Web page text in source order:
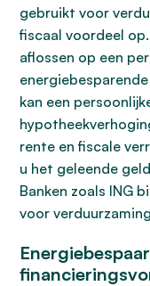
gebruikt voor
fiscaal voordeel
aflossen op een
kan een
rente en fiscale
u het geleende
Banken zoals ING
voor